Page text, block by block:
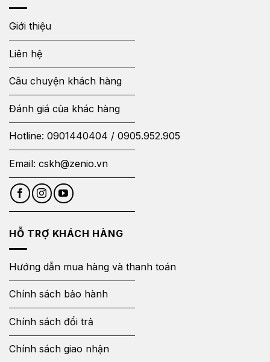
Giới thiệu
Liên hệ
Câu chuyện khách hàng
Đánh giá của khác hàng
Hotline: 0901440404 / 0905.952.905
Email: cskh@zenio.vn
HỖ TRỢ KHÁCH HÀNG
Hướng dẫn mua hàng và thanh toán
Chính sách bảo hành
Chính sách đổi trả
Chính sách giao nhận